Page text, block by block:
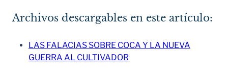
Archivos descargables en este artículo:
LAS FALACIAS SOBRE COCA Y LA NUEVA
GUERRA AL CULTIVADOR